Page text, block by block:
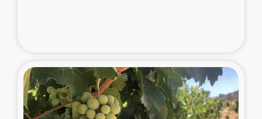
石巻市街地在宅被災者支援
復興応援隊の活動